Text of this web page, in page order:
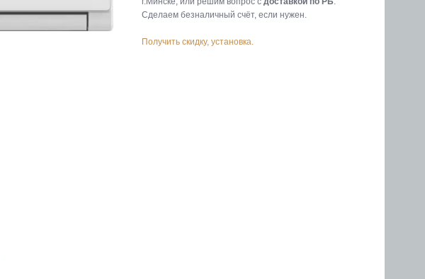
Cделаем безналичный счёт, если нужен.
Получить скидку, установка.